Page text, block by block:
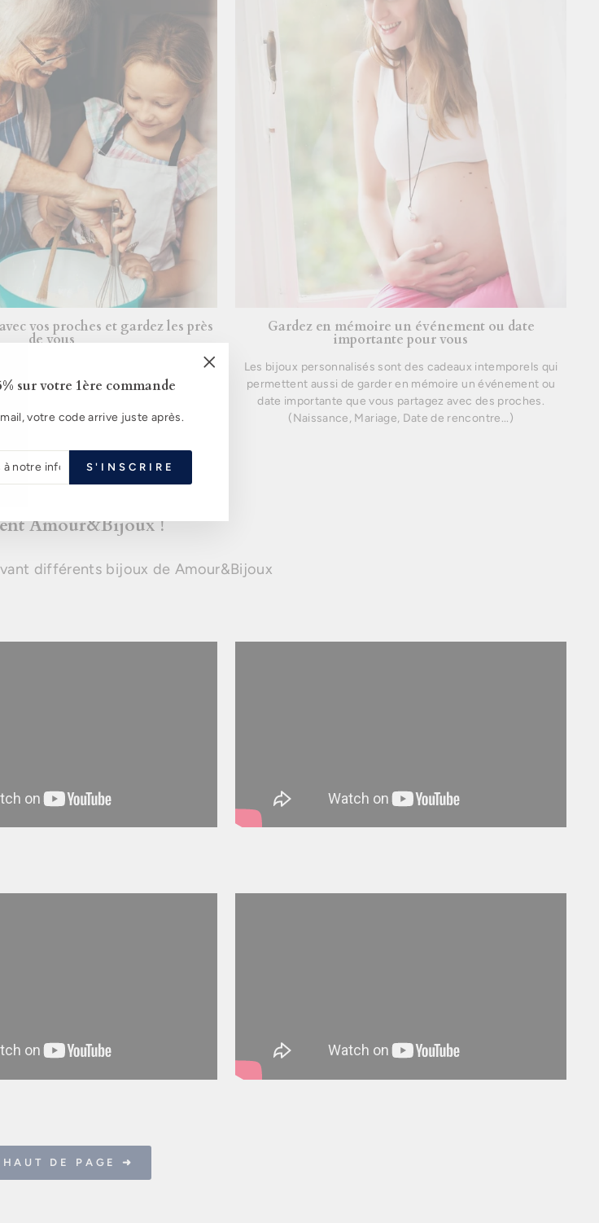
sur votre 1ère commande
votre code arrive juste après.
S'INSCRIRE
"Fermer
vos proches et gardez les près
de vous
une attention particulière à des
importants et inoubliables.
Gardez en mémoire un événement ou date
importante pour vous
Les bijoux personnalisés sont des cadeaux intemporels qui
permettent aussi de garder en mémoire un événement ou
date importante que vous partagez avec des proches.
(Naissance, Mariage, Date de rencontre...)
Amour&Bijoux !
différents bijoux de Amour&Bijoux
DE PAGE ➜